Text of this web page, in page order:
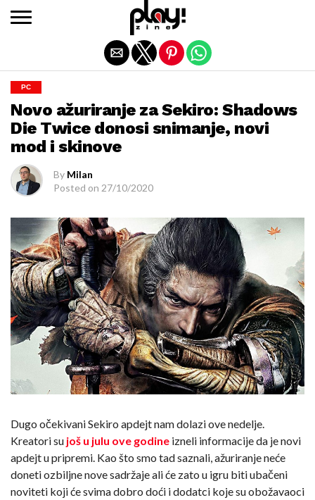
PC
Novo ažuriranje za Sekiro: Shadows
Die Twice donosi snimanje, novi
mod i skinove
By Milan
Posted on 27/10/2020
Dugo očekivani Sekiro apdejt nam dolazi ove nedelje.
Kreatori su još u julu ove godine izneli informacije da je novi
apdejt u pripremi. Kao što smo tad saznali, ažuriranje neće
doneti ozbiljne nove sadržaje ali će zato u igru biti ubačeni
noviteti koji će svima dobro doći i dodatci koje su obožavaoci
Exit mobile version